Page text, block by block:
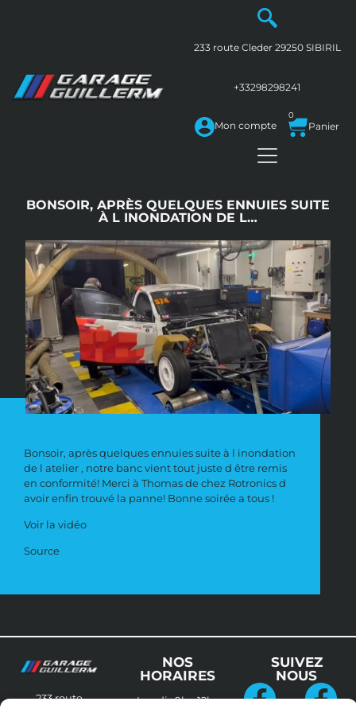
233 route Cleder 29250 SIBIRIL
+33298298241
Mon compte
0
BONSOIR, APRÈS QUELQUES ENNUIES SUITE
À L INONDATION DE L…
Bonsoir, après quelques ennuies suite à l inondation
de l atelier , notre banc vient tout juste d être remis
en conformité! Merci à Thomas de chez Rotronics d
avoir enfin trouvé la panne! Bonne soirée a tous !
Voir la vidéo
Source
233 route
NOS
HORAIRES
Lundi :9h – 12h
SUIVEZ
NOUS